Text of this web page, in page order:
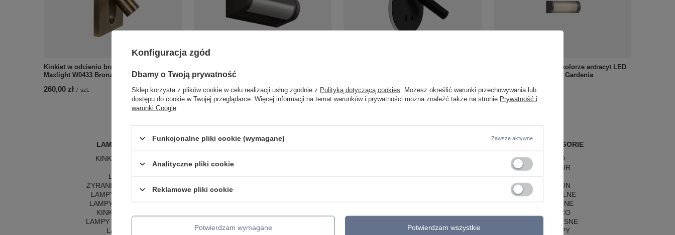
Kinkiet w odcieniu brązu LED 3000K
Maxlight W0433 Bronz
260,00 zł / szt.
głowicą LED 3000K Maxlight W0464 Solden
364,00 zł / szt. 247,00 zł szt.
Kinkiet zewnętrzny w kolorze antracyt LED
3000K Maxlight W0466 Gardenia
490,00 zł szt.
LAMPY WEWNĘTRZNE
KINKIETY NAD LUSTRO
ŻYRANDOLE
LAMPKI NOCNE
ŻYRANDOLE KRYSZTAŁOWE
LAMPY WISZĄCE CZARNE
LAMPY WISZĄCE - OKRĘGI
KINKIETY DO SYPIALNI
LAMPY SUFITOWE OKRĄGŁE
LAMPY WISZĄCE
LAMPY ZEWNĘTRZNE
LAMPY OGRODOWE - WISZĄCE
LAMPY OGRODOWE - SUFITOWE
OŚWIETLENIE SCHODÓW
SOLLUX
POPULARNE KATEGORIE
LAMPY RETRO
LAMPY GLAMOUR
LAMPY HAMPTON
LAMPY RUSTYKALNE
LAMPY KLASYCZNE
LAMPY ART DECO
LAMPY NOWOCZESNE
STYLOWE LAMPY
Konfiguracja zgód
Dbamy o Twoją prywatność
Sklep korzysta z plików cookie w celu realizacji usług zgodnie z Polityką dotyczącą cookies . Możesz określić warunki przechowywania lub
dostępu do cookie w Twojej przeglądarce. Więcej informacji na temat warunków i prywatności można znaleźć także na stronie Prywatność i
warunki Google
Funkcjonalne pliki cookie (wymagane) Zawsze aktywne
Analityczne pliki cookie
Reklamowe pliki cookie
Potwierdzam wymagane Potwierdzam wszystkie